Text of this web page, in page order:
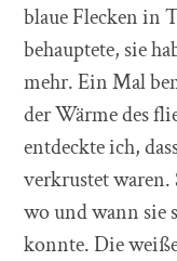
blaue Flecken in
behauptete, sie
mehr. Ein Mal
der Wärme des
entdeckte ich,
verkrustet waren.
wo und wann sie
konnte. Die